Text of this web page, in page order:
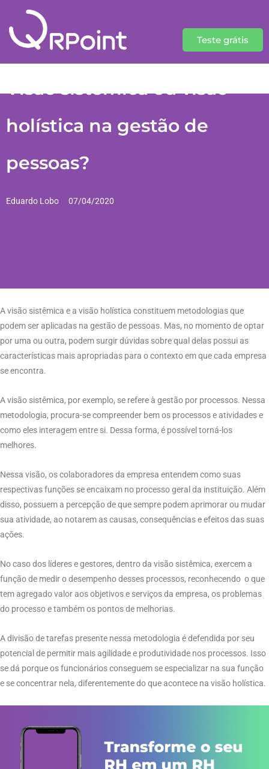
Teste grátis
Visão sistêmica ou visão
holística na gestão de
pessoas?
Eduardo Lobo 07/04/2020
A visão sistêmica e a visão holística constituem metodologias que
podem ser aplicadas na gestão de pessoas. Mas, no momento de optar
por uma ou outra, podem surgir dúvidas sobre qual delas possui as
características mais apropriadas para o contexto em que cada empresa
se encontra.
A visão sistêmica, por exemplo, se refere à gestão por processos. Nessa
metodologia, procura-se compreender bem os processos e atividades e
como eles interagem entre si. Dessa forma, é possível torná-los
melhores.
Nessa visão, os colaboradores da empresa entendem como suas
respectivas funções se encaixam no processo geral da instituição. Além
disso, possuem a percepção de que sempre podem aprimorar ou mudar
sua atividade, ao notarem as causas, consequências e efeitos das suas
ações.
No caso dos líderes e gestores, dentro da visão sistêmica, exercem a
função de medir o desempenho desses processos, reconhecendo o que
tem agregado valor aos objetivos e serviços da empresa, os problemas
do processo e também os pontos de melhorias.
A divisão de tarefas presente nessa metodologia é defendida por seu
potencial de permitir mais agilidade e produtividade nos processos. Isso
se dá porque os funcionários conseguem se especializar na sua função
e se concentrar nela, diferentemente do que acontece na visão holística.